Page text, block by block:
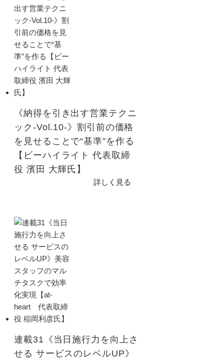
《納得を引き出す営業テクニ
ック-Vol.10-》割引前の価格
を見せることで“基準”を作る
【ビーハイライト 代表取締
役 濱田 大輝氏】
詳しく見る
連載31《当日施行力を向上さ
せる サービスのレベルUP》